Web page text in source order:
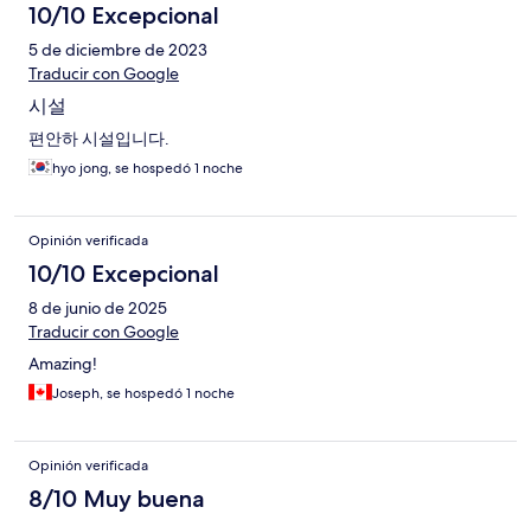
10/10 Excepcional
5 de diciembre de 2023
Traducir con Google
시설
편안하 시설입니다.
hyo jong, se hospedó 1 noche
Opinión verificada
10/10 Excepcional
8 de junio de 2025
Traducir con Google
Amazing!
Joseph, se hospedó 1 noche
Opinión verificada
8/10 Muy buena